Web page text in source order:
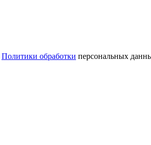
Политики обработки персональных